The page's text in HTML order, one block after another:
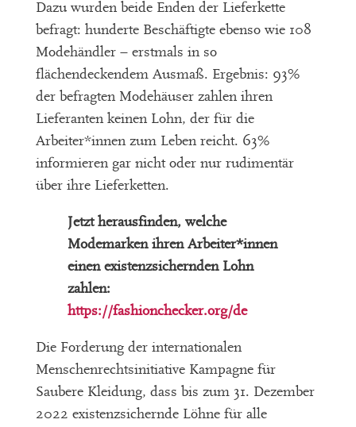
Dazu wurden beide Enden der Lieferkette
befragt: hunderte Beschäftigte ebenso wie 108
Modehändler – erstmals in so
flächendeckendem Ausmaß. Ergebnis: 93%
der befragten Modehäuser zahlen ihren
Lieferanten keinen Lohn, der für die
Arbeiter*innen zum Leben reicht. 63%
informieren gar nicht oder nur rudimentär
über ihre Lieferketten.
Jetzt herausfinden, welche
Modemarken ihren Arbeiter*innen
einen existenzsichernden Lohn
zahlen:
https://fashionchecker.org/de
Die Forderung der internationalen
Menschenrechtsinitiative Kampagne für
Saubere Kleidung, dass bis zum 31. Dezember
2022 existenzsichernde Löhne für alle